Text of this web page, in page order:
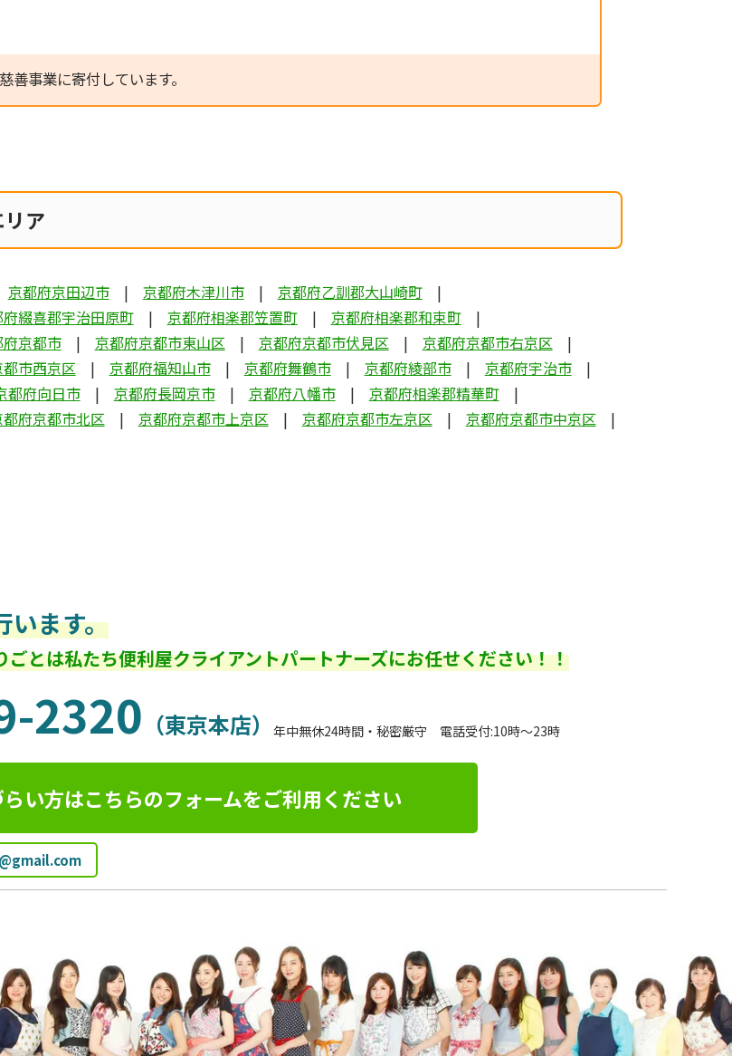
事業に寄付しています。
ア
京都府京田辺市 京都府木津川市
京都府乙訓郡大山崎町
綴喜郡宇治田原町 京都府相楽郡笠置町
京都府相楽郡和束町
京都市 京都府京都市東山区 京都府京都市伏見区
京都府京都市右京区
市西京区 京都府福知山市 京都府舞鶴市 京都府綾部市
京都府宇治市
都府向日市 京都府長岡京市 京都府八幡市
京都府相楽郡精華町
府京都市北区 京都府京都市上京区 京都府京都市左京区
京都府京都市中京区
います。
ごとは私たち便利屋クライアントパートナーズにお任せください！！
2320 （東京本店） 年中無休24時間・秘密厳守 電話受付:10時～23時
い方はこちらのフォームをご利用ください